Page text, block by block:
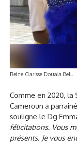
Reine Clarisse Douala Bell.
Comme en 2020, la
Cameroun a
souligne le Dg
félicitations. Vous
présents. Je vous